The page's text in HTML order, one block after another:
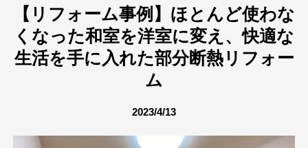
【リフォーム事例】ほとんど使わな
くなった和室を洋室に変え、快適な
生活を手に入れた部分断熱リフォー
ム
2023/4/13